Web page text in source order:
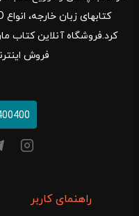
فروش
راهنمای کاربر